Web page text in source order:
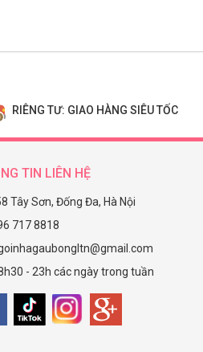
RIÊNG TƯ: GIAO HÀNG SIÊU TỐC
TIN LIÊN HỆ
Tây Sơn, Đống Đa, Hà Nội
717 8818
- 23h các ngày trong tuần